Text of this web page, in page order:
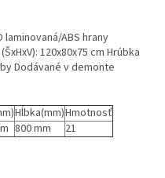
laminovaná/ABS hrany
120x80x75 cm Hrúbka
Dodávané v demonte
Hĺbka(mm)Hmotnosť
800 mm 21